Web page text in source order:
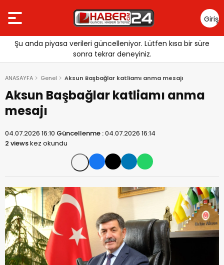
Giriş
Yap
Şu anda piyasa verileri güncelleniyor. Lütfen kısa bir süre
sonra tekrar deneyiniz.
ANASAYFA Genel Aksun Başbağlar katliamı anma mesajı
Aksun Başbağlar katliamı anma
mesajı
04.07.2026 16:10 Güncellenme :04.07.2026 16:14
2 viewskez okundu